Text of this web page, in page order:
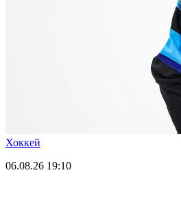
Хоккей
06.08.26 19:10